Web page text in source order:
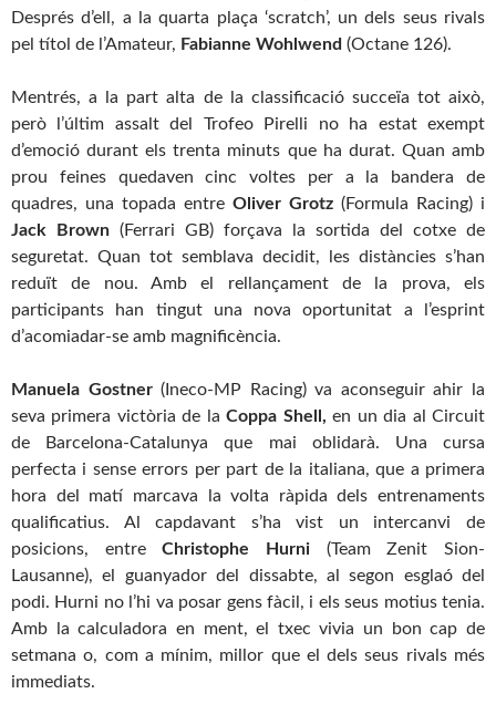
Després d’ell, a la quarta plaça ‘scratch’, un dels seus rivals
pel títol de l’Amateur, Fabianne Wohlwend (Octane 126).
Mentrés, a la part alta de la classificació succeïa tot això,
però l’últim assalt del Trofeo Pirelli no ha estat exempt
d’emoció durant els trenta minuts que ha durat. Quan amb
prou feines quedaven cinc voltes per a la bandera de
quadres, una topada entre O liver Grotz (Formula Racing) i
Jack Brown (Ferrari GB) forçava la sortida del cotxe de
seguretat. Quan tot semblava decidit, les distàncies s’han
reduït de nou. Amb el rellançament de la prova, els
participants han tingut una nova oportunitat a l’esprint
d’acomiadar-se amb magnificència.
Manuela Gostner(Ineco-MP Racing) va aconseguir ahir la
seva primera victòria de laCoppa Shell, en un dia al Circuit
de Barcelona-Catalunya que mai oblidarà. Una cursa
perfecta i sense errors per part de la italiana, que a primera
hora del matí marcava la volta ràpida dels entrenaments
qualificatius. Al capdavant s’ha vist un intercanvi de
posicions, entreChristophe Hurni (Team Zenit Sion-
Lausanne), el guanyador del dissabte, al segon esglaó del
podi. Hurni no l’hi va posar gens fàcil, i els seus motius tenia.
Amb la calculadora en ment, el txec vivia un bon cap de
setmana o, com a mínim, millor que el dels seus rivals més
immediats.